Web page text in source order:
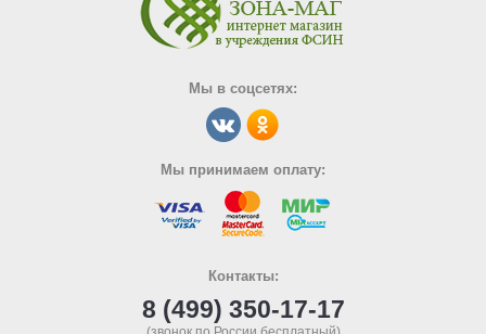
Мы в соцсетях:
Мы принимаем оплату:
Контакты:
8 (499) 350-17-17